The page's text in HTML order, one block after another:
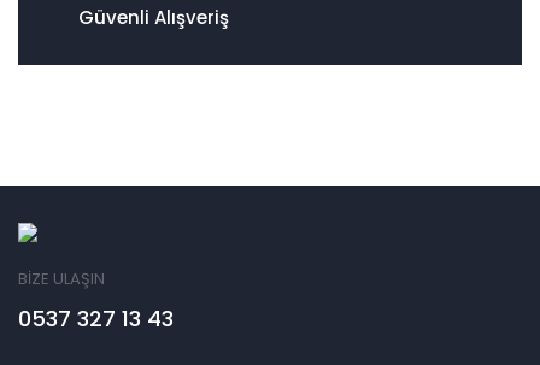
Güvenli Alışveriş
BİZE ULAŞIN
0537 327 13 43